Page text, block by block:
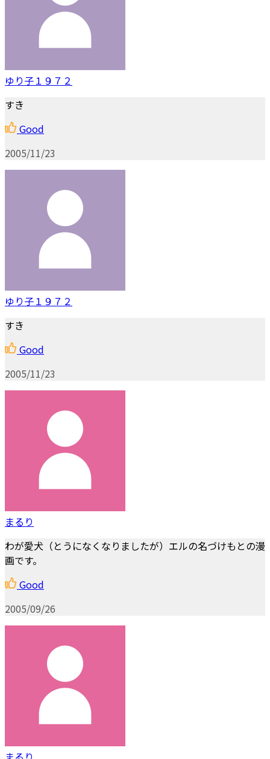
ゆり子１９７２
すき
Good
2005/11/23
ゆり子１９７２
すき
Good
2005/11/23
まるり
わが愛犬（とうになくなりましたが）エルの名づけもとの漫
画です。
Good
2005/09/26